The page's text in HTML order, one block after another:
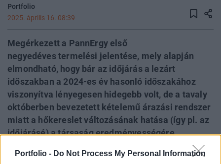
Portfolio - Do Not Process My Personal Information
Portfolio
2025. április 16. 08:39
Megérkezett a PannErgy első
negyedéves termelési jelentése, mely alapján
elmondható, hogy bár az időjárás a lezárt
időszakban a 2024-es év hasonló időszakához
viszonyítva lényegesen hidegebb volt, de a tavaly
októberben bevezetett kételemű árazási rendszer
miatt a hőkereslet változásának hatása (így pl. az
időjárásé) a társaság eredményességére
minimálisra csökkent. A lényeg: elsősorban a
miskolci harmadik termelőkút elindításának